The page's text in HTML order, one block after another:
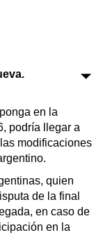
en la
podría llegar a
modificaciones
quien
de la final
en caso de
en la